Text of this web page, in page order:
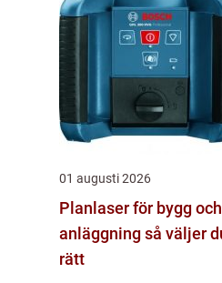
01 augusti 2026
Planlaser för bygg och
anläggning så väljer du
rätt